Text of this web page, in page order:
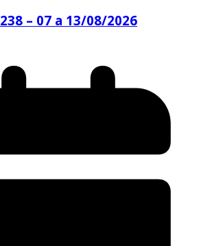
– 07 a 13/08/2026